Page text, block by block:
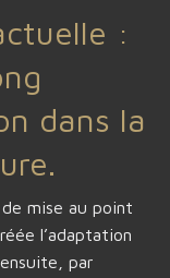
:
dans la
mise au point
l’adaptation
par